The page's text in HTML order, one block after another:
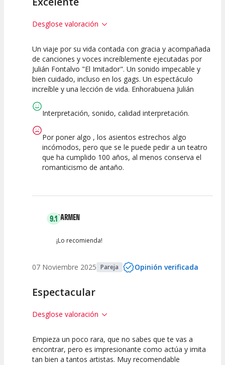
Desglose valoración
10
Calidad del
Espectáculo
10
Puesta en
Escena
10
Interpretación
artística
Un viaje por su vida contada con gracia y acompañada
de canciones y voces increíblemente ejecutadas por
Julián Fontalvo "El Imitador". Un sonido impecable y
bien cuidado, incluso en los gags. Un espectáculo
increíble y una lección de vida. Enhorabuena Julián
Interpretación, sonido, calidad interpretación.
Por poner algo , los asientos estrechos algo
incómodos, pero que se le puede pedir a un teatro
que ha cumplido 100 años, al menos conserva el
romanticismo de antaño.
9.1CARMEN
¡Lo recomienda!
07 Noviembre 2025 Pareja Opinión verificada
Espectacular
Desglose valoración
10
Calidad del
7.5
Puesta en
10
Interpretación
Empieza un poco rara, que no sabes que te vas a
encontrar, pero es impresionante como actúa y imita
tan bien a tantos artistas. Muy recomendable